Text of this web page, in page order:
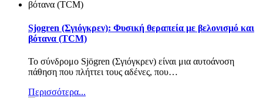
Sjogren (Σγιόγκρεν): Φυσική θεραπεία με βελονισμό και
βότανα (TCM)
Το σύνδρομο Sjögren (Σγιόγκρεν) είναι μια αυτοάνοση
πάθηση που πλήττει τους αδένες, που…
Περισσότερα...